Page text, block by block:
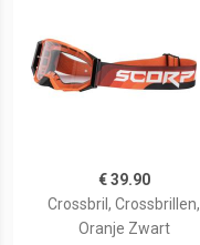
€ 39.90
Crossbril, Crossbrillen,
Oranje Zwart